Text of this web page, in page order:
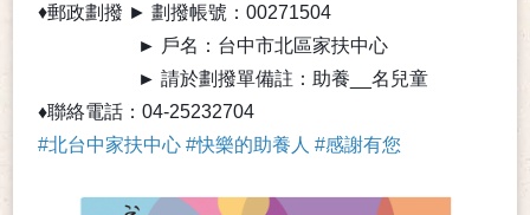
♦郵政劃撥 ► 劃撥帳號：00271504
► 戶名：台中市北區家扶中心
►請於劃撥單備註：助養__名兒童
♦聯絡電話：04-25232704
#北台中家扶中心 #快樂的助養人 #感謝有您